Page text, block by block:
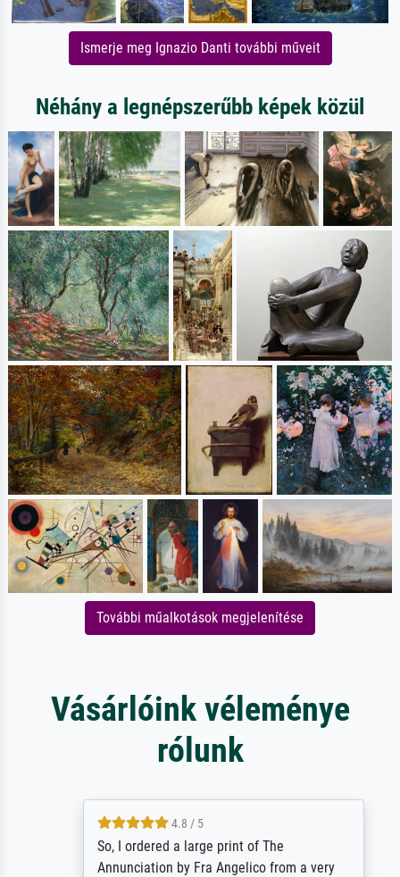
Ismerje meg Ignazio Danti további műveit
Néhány a legnépszerűbb képek közül
További műalkotások megjelenítése
Vásárlóink véleménye
rólunk
4.8 / 5
So, I ordered a large print of The
Annunciation by Fra Angelico from a very